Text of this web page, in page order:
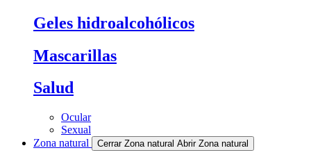
Geles hidroalcohólicos
Mascarillas
Salud
Ocular
Sexual
Zona natural
Cerrar Zona natural Abrir Zona natural